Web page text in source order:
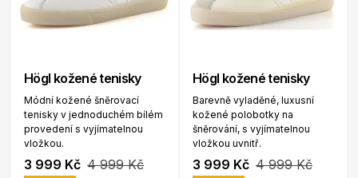
Högl kožené tenisky
Módní kožené šněrovací
tenisky v jednoduchém bílém
provedení s vyjímatelnou
vložkou.
3 999 Kč 4 999 Kč
Högl kožené tenisky
Barevně vyladěné, luxusní
kožené polobotky na
šněrování, s vyjímatelnou
vložkou uvnitř.
3 999 Kč 4 999 Kč